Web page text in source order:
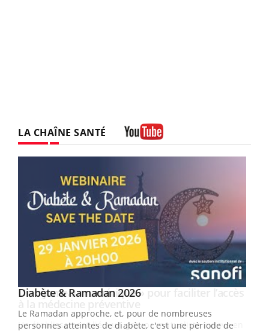
LA CHAÎNE SANTÉ
Youtube
Diabète & Ramadan 2026Youtube
Le Ramadan approche, et, pour de nombreuses
personnes atteintes de diabète, c'est une période de
Youtube
Un « jumeau numérique » pour faciliter l’accès
Un établissement lié à un groupe mutualiste innove en